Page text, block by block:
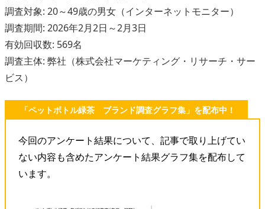
調査対象: 20～49歳の男女（インターネットモニター）
調査期間: 2026年2月2日～2月3日
有効回収数: 569名
調査主体: 弊社（株式会社マーケティング・リサーチ・サー
ビス）
「ペットボトル緑茶 ブランド調査グラフ集」を配布中！
今回のアンケート結果について、記事で取り上げてい
ない内容も含めたアンケート結果グラフ集を配布して
います。